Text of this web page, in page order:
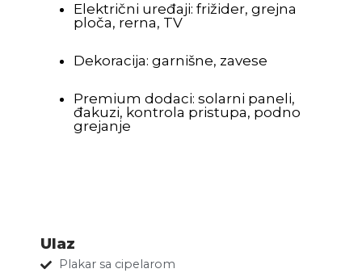
Električni uređaji: frižider, grejna
ploča, rerna, TV
Dekoracija: garnišne, zavese
Premium dodaci: solarni paneli,
đakuzi, kontrola pristupa, podno
grejanje
Ulaz
Plakar sa cipelarom